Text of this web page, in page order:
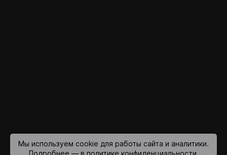
Мы используем cookie для работы сайта и аналитики.
Подробнее — в политике конфиденциальности.